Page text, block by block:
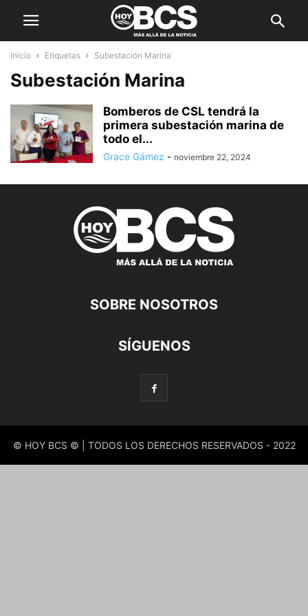
Inicio Etiquetas Subestación Marina
Subestación Marina
Bomberos de CSL tendrá la
primera subestación marina de
todo el...
Grace Gámez - noviembre 22, 2024
SOBRE NOSOTROS
SÍGUENOS
© HOY BCS © | TODOS LOS DERECHOS RESERVADOS - 2022